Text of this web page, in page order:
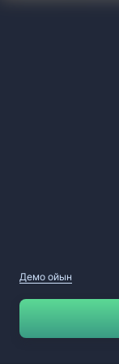
Демо ойын